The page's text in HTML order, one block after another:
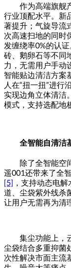
作为高端旗舰
行业顶配水平。新
著提升；气旋导流
次高速扫地的同时
发缠绕率0%的认
砖、鹅卵石等不同
力，无需用户手动
智能贴边清洁方案
人在“扭一扭”进行
实现边角立体清洁
模式，支持选配地
全智能自清洁
除了全智能空
遥001还带来了全
[5] ，支持动态电
道、尘袋紫外线杀
让用户无需再为清
集尘功能上，
尘袋结合多重抑菌
次性解决市面主流